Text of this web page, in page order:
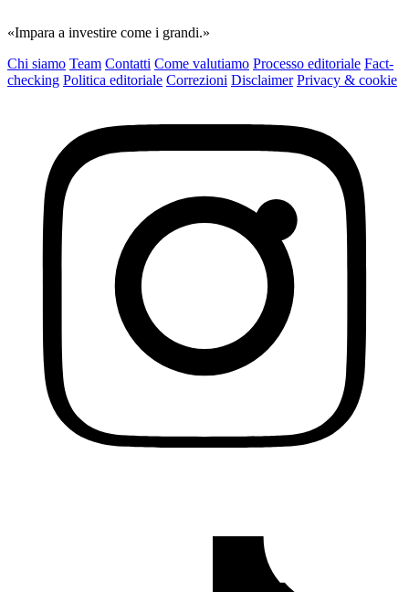
«Impara a investire come i grandi.»
Chi siamo Team Contatti Come valutiamo Processo editoriale Fact-
checking Politica editoriale Correzioni Disclaimer Privacy & cookie